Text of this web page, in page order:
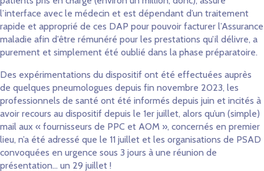
l’interface avec le médecin et est dépendant d’un traitement
rapide et approprié de ces DAP pour pouvoir facturer l’Assurance
maladie afin d’être rémunéré pour les prestations qu’il délivre, a
purement et simplement été oublié dans la phase préparatoire.
Des expérimentations du dispositif ont été effectuées auprès
de quelques pneumologues depuis fin novembre 2023, les
professionnels de santé ont été informés depuis juin et incités à
avoir recours au dispositif depuis le 1er juillet, alors qu’un (simple)
mail aux « fournisseurs de PPC et AOM », concernés en premier
lieu, n’a été adressé que le 11 juillet et les organisations de PSAD
convoquées en urgence sous 3 jours à une réunion de
présentation… un 29 juillet !